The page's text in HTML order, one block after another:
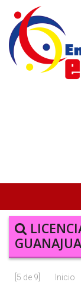
INICIO
BKS JUVENILES
INTERÉS
[5 de 9] Inicio